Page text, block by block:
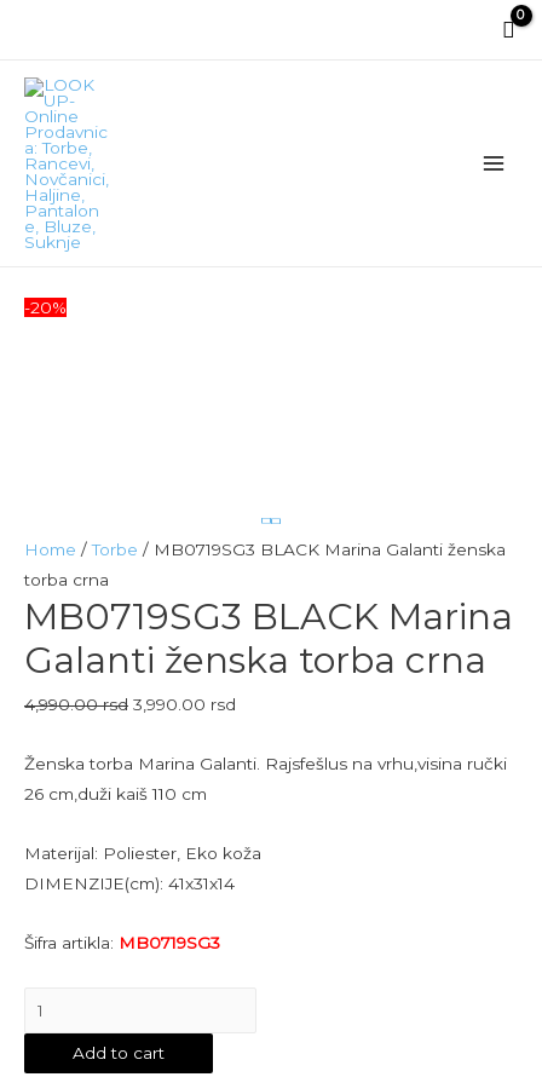
-20%
Home /Torbe / MB0719SG3 BLACK Marina Galanti ženska
torba crna
MB0719SG3 BLACK Marina
Galanti ženska torba crna
4,990.00rsd 3,990.00 rsd
Ženska torba Marina Galanti. Rajsfešlus na vrhu,visina ručki
26 cm,duži kaiš 110 cm
Materijal: Poliester, Eko koža
DIMENZIJE(cm): 41x31x14
Šifra artikla: MB0719SG3
BLACK
MarinaAdd to cart